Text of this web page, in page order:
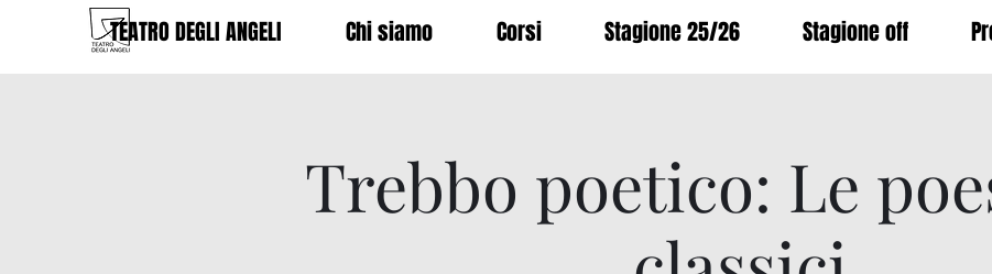
TEATRO DEGLI ANGELI Chi siamo Corsi Stagione 25/26 Stagione off
Trebbo poetico: Le